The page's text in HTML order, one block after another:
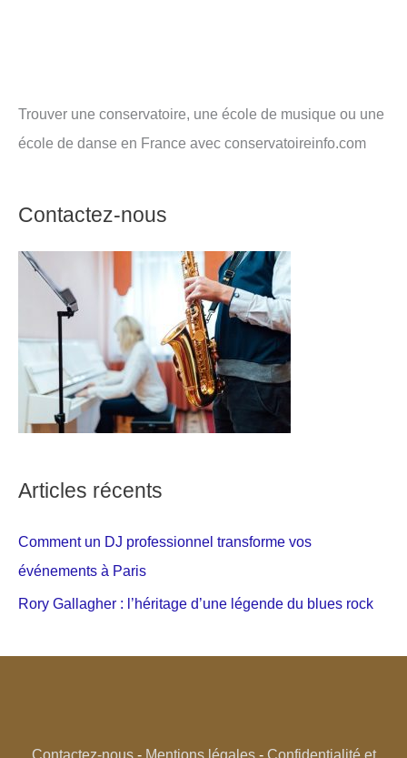
Trouver une conservatoire, une école de musique ou une
école de danse en France avec conservatoireinfo.com
Contactez-nous
Articles récents
Comment un DJ professionnel transforme vos
événements à Paris
Rory Gallagher : l’héritage d’une légende du blues rock
Contactez-nous- Mentions légales- Confidentialité et